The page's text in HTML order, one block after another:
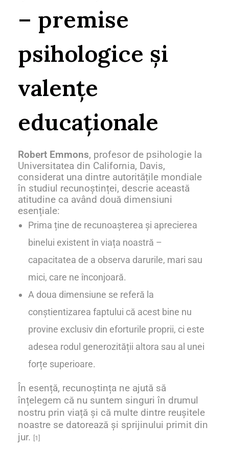
– premise
psihologice și
valențe
educaționale
Robert Emmons, profesor de psihologie la
Universitatea din California, Davis,
considerat una dintre autoritățile mondiale
în studiul recunoștinței, descrie această
atitudine ca având două dimensiuni
esențiale:
Prima ține de recunoașterea și aprecierea
binelui existent în viața noastră –
capacitatea de a observa darurile, mari sau
mici, care ne înconjoară.
A doua dimensiune se referă la
conștientizarea faptului că acest bine nu
provine exclusiv din eforturile proprii, ci este
adesea rodul generozității altora sau al unei
forțe superioare.
În esență, recunoștința ne ajută să
înțelegem că nu suntem singuri în drumul
nostru prin viață și că multe dintre reușitele
noastre se datorează și sprijinului primit din
jur.
[1]